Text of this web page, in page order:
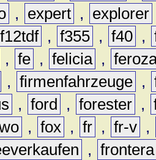
, expert , explorer
f12tdf , f355 , f40 ,
, fe , felicia ,
, firmenfahrzeuge ,
, ford , forester ,
, fox , fr , fr-v ,
, frontera